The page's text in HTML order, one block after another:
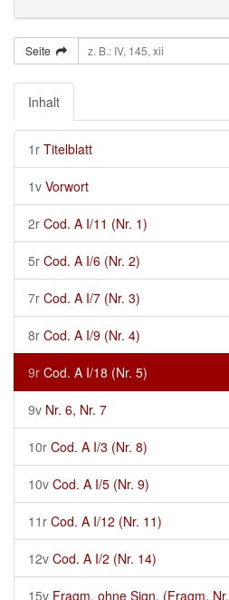
Seite
Inhalt
1r Titelblatt
1v Vorwort
2r Cod. A I/11 (Nr. 1)
5r Cod. A I/6 (Nr. 2)
7r Cod. A I/7 (Nr. 3)
8r Cod. A I/9 (Nr. 4)
9r Cod. A I/18 (Nr. 5)
9v Nr. 6, Nr. 7
10r Cod. A I/3 (Nr. 8)
10v Cod. A I/5 (Nr. 9)
11r Cod. A I/12 (Nr. 11)
12v Cod. A I/2 (Nr. 14)
15v Fragm. ohne Sign. (Fragm. Nr.